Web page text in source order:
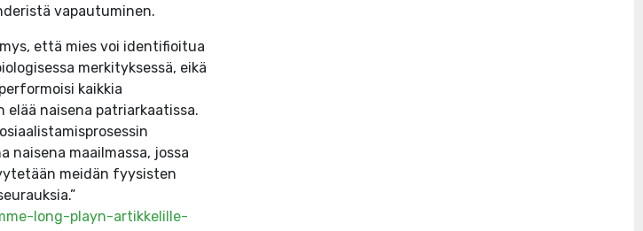
vapautuminen.
että mies voi identifioitua
merkityksessä, eikä
kaikkia
naisena patriarkaatissa.
naisena maailmassa, jossa
meidän fyysisten
long-playn-artikkelille-